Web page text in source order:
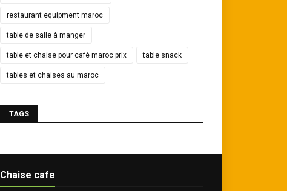
restaurant equipment maroc
table de salle à manger
table et chaise pour café maroc prix table snack
tables et chaises au maroc
TAGS
Chaise cafe